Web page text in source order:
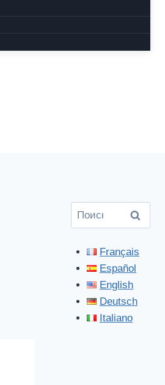
Найти:
Français
Español
English
Deutsch
Italiano